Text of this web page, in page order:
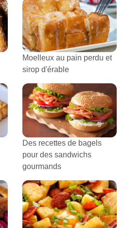
Moelleux au pain perdu et
sirop d'érable
Des recettes de bagels
pour des sandwichs
gourmands